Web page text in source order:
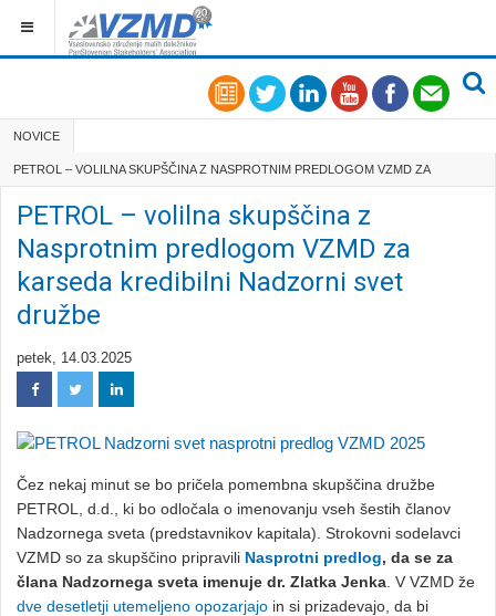
NOVICE
PETROL – VOLILNA SKUPŠČINA Z NASPROTNIM PREDLOGOM VZMD ZA
KARSEDA KREDIBILNI NADZORNI SVET DRUŽB...
PETROL – volilna skupščina z
Nasprotnim predlogom VZMD za
karseda kredibilni Nadzorni svet
družbe
petek, 14.03.2025
Čez nekaj minut se bo pričela pomembna skupščina družbe
PETROL, d.d., ki bo odločala o imenovanju vseh šestih članov
Nadzornega sveta (predstavnikov kapitala). Strokovni sodelavci
VZMD so za skupščino pripravili Nasprotni predlog, da se za
člana Nadzornega sveta imenuje dr. Zlatka Jenka . V VZMD že
dve desetletji utemeljeno opozarjajo in si prizadevajo, da bi